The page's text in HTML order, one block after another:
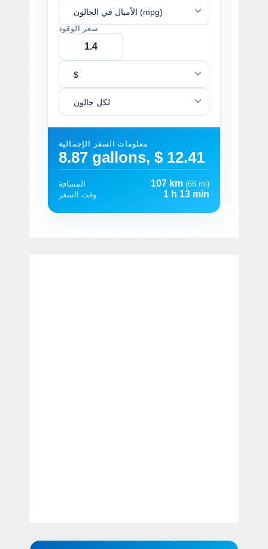
الأميال في الجالون (mpg)
سعر الوقود
$
لكل جالون
معلومات السفر الإجمالية
8.87 gallons, $ 12.41
المسافة 107 km (66 mi)
وقت السفر
1 h 13 min